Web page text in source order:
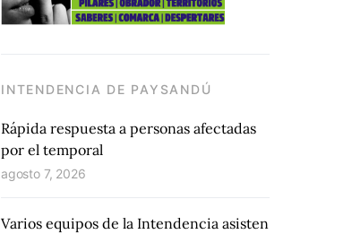
INTENDENCIA DE PAYSANDÚ
Rápida respuesta a personas afectadas
por el temporal
agosto 7, 2026
Varios equipos de la Intendencia asisten